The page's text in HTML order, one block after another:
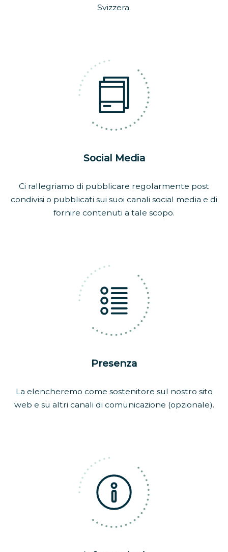
Svizzera.
Social Media
Ci rallegriamo di pubblicare regolarmente post
condivisi o pubblicati sui suoi canali social media e di
fornire contenuti a tale scopo.
Presenza
La elencheremo come sostenitore sul nostro sito
web e su altri canali di comunicazione (opzionale).